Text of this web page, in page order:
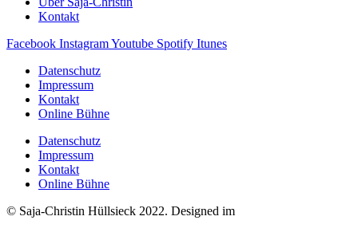
Kontakt
Facebook InstagramYoutube Spotify Itunes
Datenschutz
Impressum
Kontakt
Online Bühne
Datenschutz
Impressum
Kontakt
Online Bühne
© Saja-Christin Hüllsieck 2022. Designed im